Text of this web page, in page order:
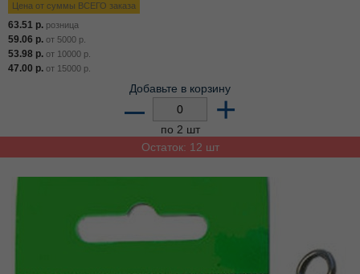
Цена от суммы ВСЕГО заказа
63.51 р. розница
59.06 р. от 5000 р.
53.98 р. от 10000 р.
47.00 р. от 15000 р.
Добавьте в корзину
– +
по 2 шт
Остаток: 12 шт